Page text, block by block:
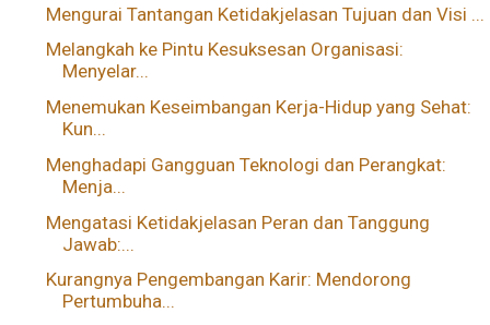
Mengurai Tantangan Ketidakjelasan Tujuan dan Visi ...
Melangkah ke Pintu Kesuksesan Organisasi:
Menyelar...
Menemukan Keseimbangan Kerja-Hidup yang Sehat:
Kun...
Menghadapi Gangguan Teknologi dan Perangkat:
Menja...
Mengatasi Ketidakjelasan Peran dan Tanggung
Jawab:...
Kurangnya Pengembangan Karir: Mendorong
Pertumbuha...